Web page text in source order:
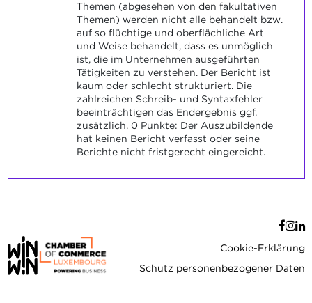
Themen (abgesehen von den fakultativen
Themen) werden nicht alle behandelt bzw.
auf so flüchtige und oberflächliche Art
und Weise behandelt, dass es unmöglich
ist, die im Unternehmen ausgeführten
Tätigkeiten zu verstehen. Der Bericht ist
kaum oder schlecht strukturiert. Die
zahlreichen Schreib- und Syntaxfehler
beeinträchtigen das Endergebnis ggf.
zusätzlich. 0 Punkte: Der Auszubildende
hat keinen Bericht verfasst oder seine
Berichte nicht fristgerecht eingereicht.
Cookie-Erklärung
Schutz personenbezogener Daten